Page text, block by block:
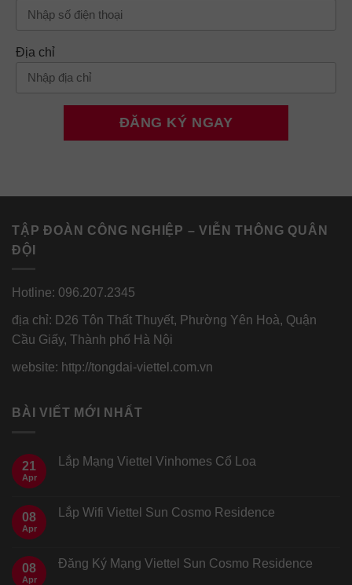
Địa chỉ
TẬP ĐOÀN CÔNG NGHIỆP – VIỄN THÔNG QUÂN
ĐỘI
Hotline: 096.207.2345
địa chỉ: D26 Tôn Thất Thuyết, Phường Yên Hoà, Quận
Cầu Giấy, Thành phố Hà Nội
website: http://tongdai-viettel.com.vn
BÀI VIẾT MỚI NHẤT
21
Apr
Lắp Mạng Viettel Vinhomes Cổ Loa
08
Apr
Lắp Wifi Viettel Sun Cosmo Residence
08
Apr
Đăng Ký Mạng Viettel Sun Cosmo Residence